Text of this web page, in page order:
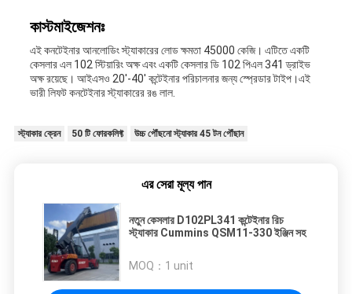
কাস্টমাইজেশনঃ
এই কনটেইনার আনলোডিং স্ট্যাকারের লোড ক্ষমতা 45000 কেজি। এটিতে একটি
কেসলার এল 102 স্টিয়ারিং অক্ষ এবং একটি কেসলার ডি 102 পিএল 341 ড্রাইভ
অক্ষ রয়েছে। আইএসও 20'-40' কন্টেইনার পরিচালনার জন্য স্প্রেডার টাইপ।এই
ভারী লিফট কনটেইনার স্ট্যাকারের রঙ লাল.
স্ট্যাকার ক্রেন 50 টি ফোরকলিফ্ট উচ্চ পৌঁছনো স্ট্যাকার 45 টন পৌঁছান
এর সেরা মূল্য পান
নতুন কেসলার D102PL341 কন্টেইনার রিচ
স্ট্যাকার Cummins QSM11-330 ইঞ্জিন সহ
MOQ： 1 unit